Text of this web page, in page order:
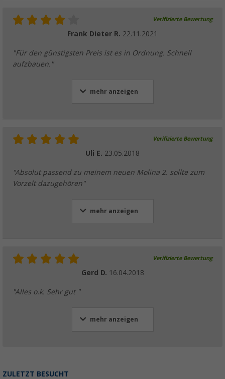
Verifizierte Bewertung
Frank Dieter R. 22.11.2021
"Für den günstigsten Preis ist es in Ordnung. Schnell
aufzbauen."
mehr anzeigen
Verifizierte Bewertung
Uli E. 23.05.2018
"Absolut passend zu meinem neuen Molina 2. sollte zum
Vorzelt dazugehören"
mehr anzeigen
Verifizierte Bewertung
Gerd D. 16.04.2018
"Alles o.k. Sehr gut "
mehr anzeigen
ZULETZT BESUCHT